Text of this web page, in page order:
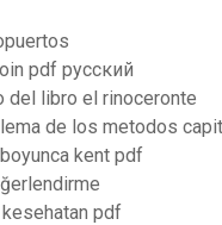
pdf русский
del libro el rinoceronte
de los metodos
kent pdf
pdf